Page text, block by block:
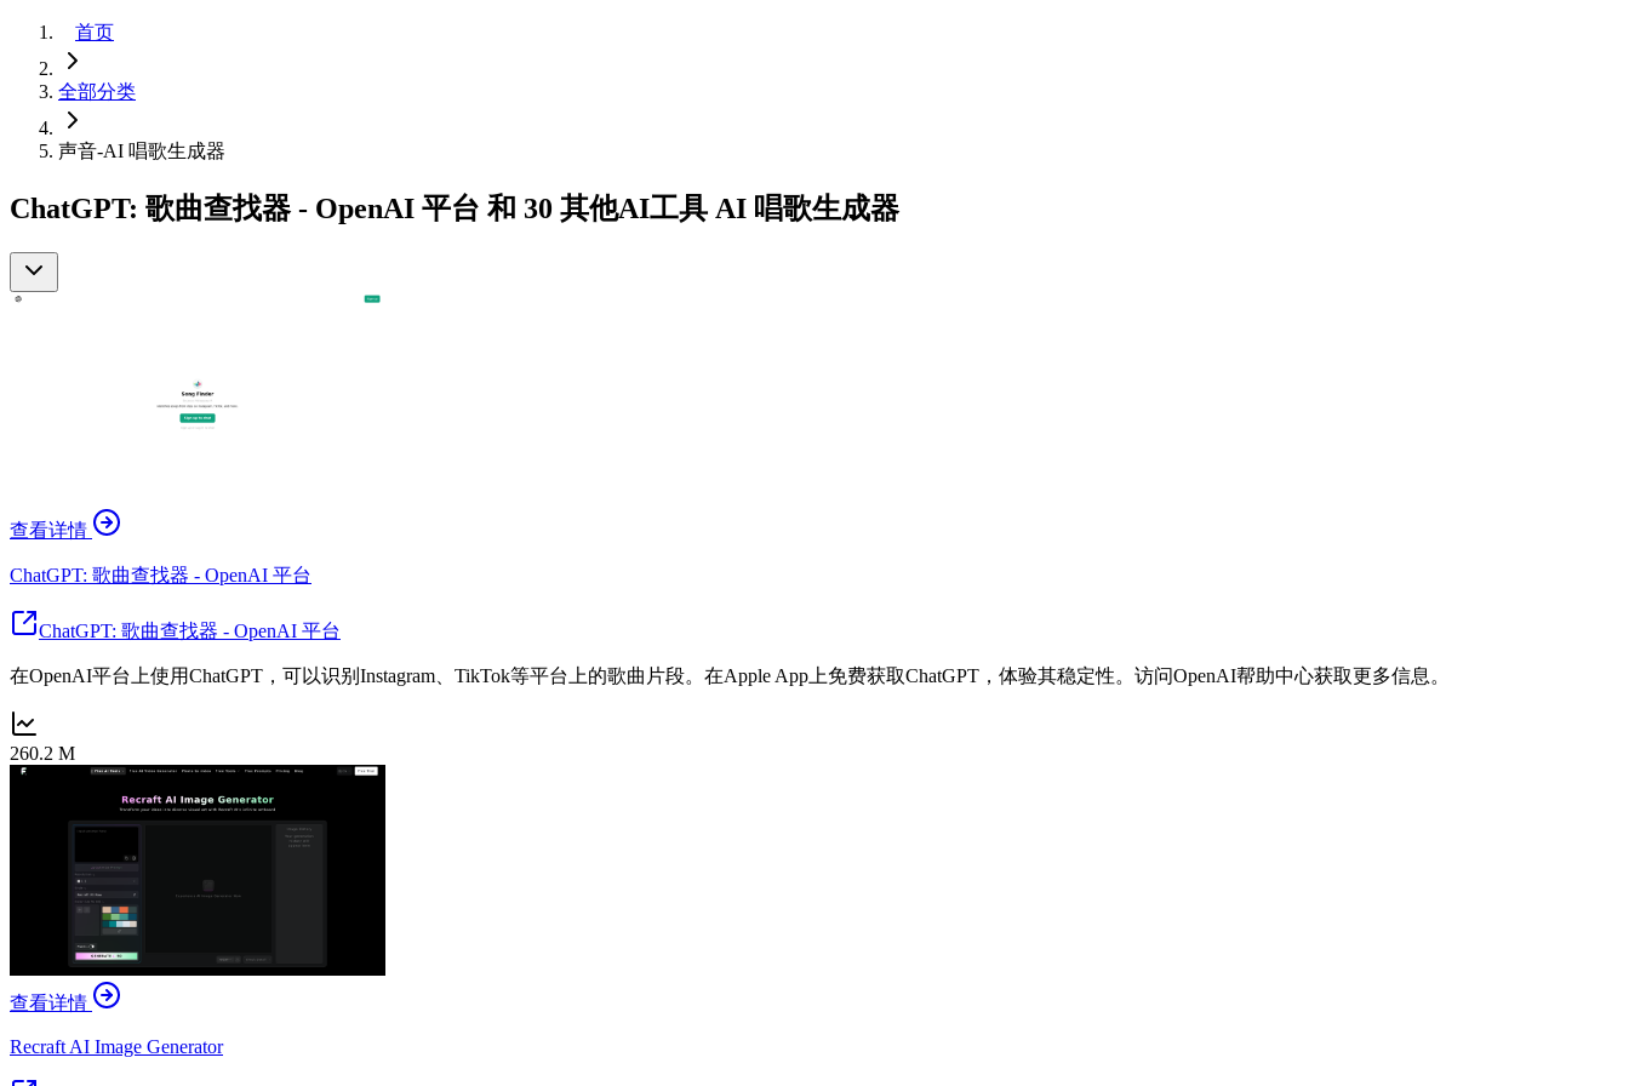
首页
全部分类
声音-AI 唱歌生成器
ChatGPT: 歌曲查找器 - OpenAI 平台 和 30 其他AI工具 AI 唱歌生成器
查看详情
ChatGPT: 歌曲查找器 - OpenAI 平台
ChatGPT: 歌曲查找器 - OpenAI 平台
在OpenAI平台上使用ChatGPT，可以识别Instagram、TikTok等平台上的歌曲片段。在Apple App上免费获取ChatGPT，体验其稳定性。访问OpenAI帮助中心获取更多信息。
260.2 M
查看详情
Recraft AI Image Generator